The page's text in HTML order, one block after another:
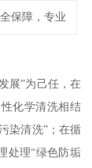
保障，专业
展”为己任，在
化学清洗相结
染清洗”；在循
处理“绿色防垢